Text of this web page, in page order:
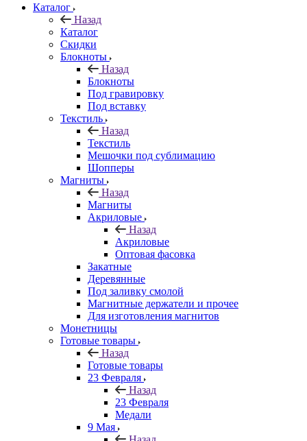
Каталог
Назад
Каталог
Скидки
Блокноты
Назад
Блокноты
Под гравировку
Под вставку
Текстиль
Назад
Текстиль
Мешочки под сублимацию
Шопперы
Магниты
Назад
Магниты
Акриловые
Назад
Акриловые
Оптовая фасовка
Закатные
Деревянные
Под заливку смолой
Магнитные держатели и прочее
Для изготовления магнитов
Монетницы
Готовые товары
Назад
Готовые товары
23 Февраля
Назад
23 Февраля
Медали
9 Мая